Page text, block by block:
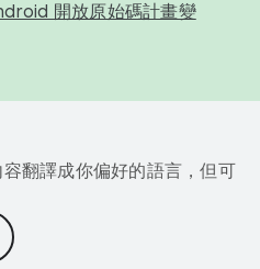
開放原始碼計畫變
翻譯成你偏好的語言，但可